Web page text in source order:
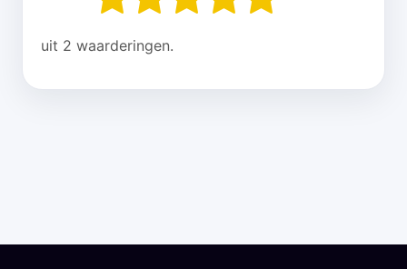
uit 2 waarderingen.